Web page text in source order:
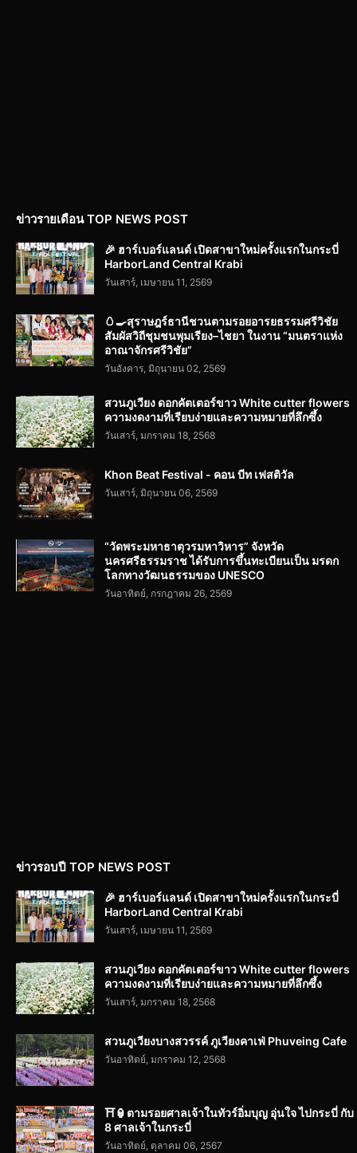
ข่าวรายเดือน TOP NEWS POST
🎉 ฮาร์เบอร์แลนด์ เปิดสาขาใหม่ครั้งแรกในกระบี่
HarborLand Central Krabi
วันเสาร์, เมษายน 11, 2569
🥚🍳สุราษฎร์ธานีชวนตามรอยอารยธรรมศรีวิชัย
สัมผัสวิถีชุมชนพุมเรียง–ไชยา ในงาน “มนตราแห่ง
อาณาจักรศรีวิชัย”
วันอังคาร, มิถุนายน 02, 2569
สวนภูเวียง ดอกคัตเตอร์ขาว White cutter flowers
ความงดงามที่เรียบง่ายและความหมายที่ลึกซึ้ง
วันเสาร์, มกราคม 18, 2568
Khon Beat Festival - คอน บีท เฟสติวัล
วันเสาร์, มิถุนายน 06, 2569
“วัดพระมหาธาตุวรมหาวิหาร” จังหวัด
นครศรีธรรมราช ได้รับการขึ้นทะเบียนเป็น มรดก
โลกทางวัฒนธรรมของ UNESCO
วันอาทิตย์, กรกฎาคม 26, 2569
ข่าวรอบปี TOP NEWS POST
🎉 ฮาร์เบอร์แลนด์ เปิดสาขาใหม่ครั้งแรกในกระบี่
HarborLand Central Krabi
วันเสาร์, เมษายน 11, 2569
สวนภูเวียง ดอกคัตเตอร์ขาว White cutter flowers
ความงดงามที่เรียบง่ายและความหมายที่ลึกซึ้ง
วันเสาร์, มกราคม 18, 2568
สวนภูเวียงบางสวรรค์ ภูเวียงคาเฟ่ Phuveing Cafe
วันอาทิตย์, มกราคม 12, 2568
⛩️🏮ตามรอยศาลเจ้าในทัวร์อิ่มบุญ อุ่นใจ ไปกระบี่ กับ
8 ศาลเจ้าในกระบี่
วันอาทิตย์, ตุลาคม 06, 2567